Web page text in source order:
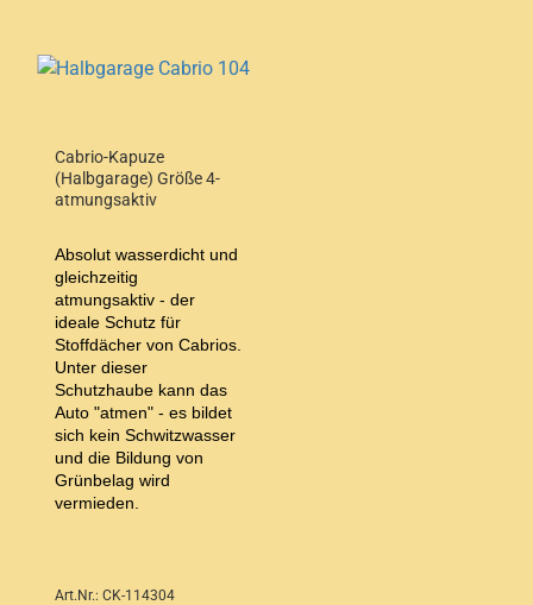
Cabrio-Kapuze
(Halbgarage) Größe 4-
atmungsaktiv
Absolut wasserdicht und
gleichzeitig
atmungsaktiv - der
ideale Schutz für
Stoffdächer von Cabrios.
Unter dieser
Schutzhaube kann das
Auto "atmen" - es bildet
sich kein Schwitzwasser
und die Bildung von
Grünbelag wird
vermieden.
Art.Nr.: CK-114304